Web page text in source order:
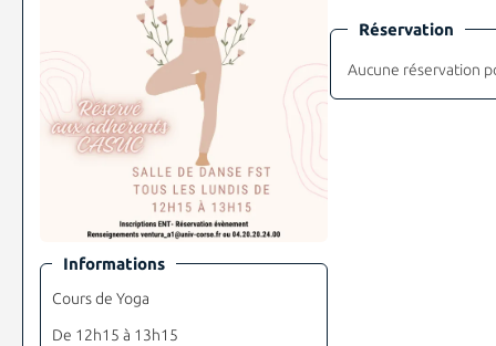
Informations
Cours de Yoga
De 12h15 à 13h15
Réservation
Aucune réservation